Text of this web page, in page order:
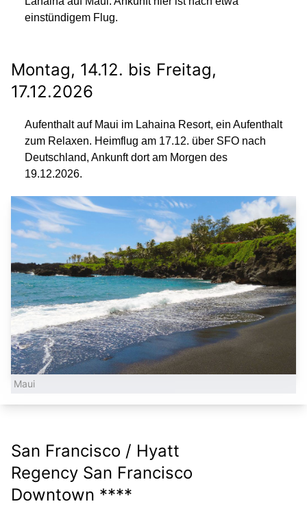
einstündigem Flug.
Montag, 14.12. bis Freitag,
17.12.2026
Aufenthalt auf Maui im Lahaina Resort, ein Aufenthalt
zum Relaxen. Heimflug am 17.12. über SFO nach
Deutschland, Ankunft dort am Morgen des
19.12.2026.
Maui
San Francisco / Hyatt
Regency San Francisco
Downtown ****